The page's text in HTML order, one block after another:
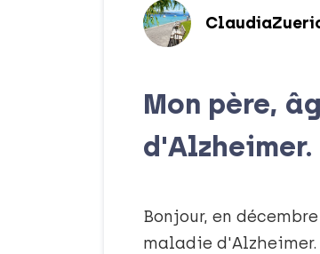
Mon père,
d'Alzheimer.
Bonjour, en
maladie